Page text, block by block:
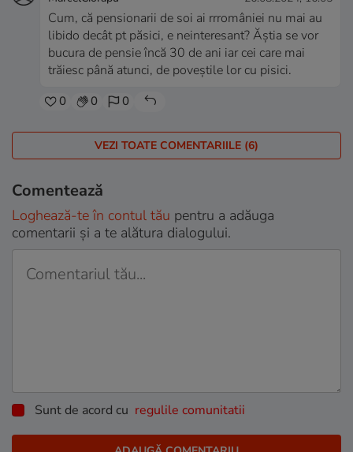
Cum, că pensionarii de soi ai rrromâniei nu mai au
libido decât pt păsici, e neinteresant? Ăștia se vor
bucura de pensie încă 30 de ani iar cei care mai
trăiesc până atunci, de poveștile lor cu pisici.
0 0 0
VEZI TOATE COMENTARIILE (6)
Comentează
Loghează-te în contul tău pentru a adăuga
comentarii și a te alătura dialogului.
Sunt de acord cu regulile comunitatii